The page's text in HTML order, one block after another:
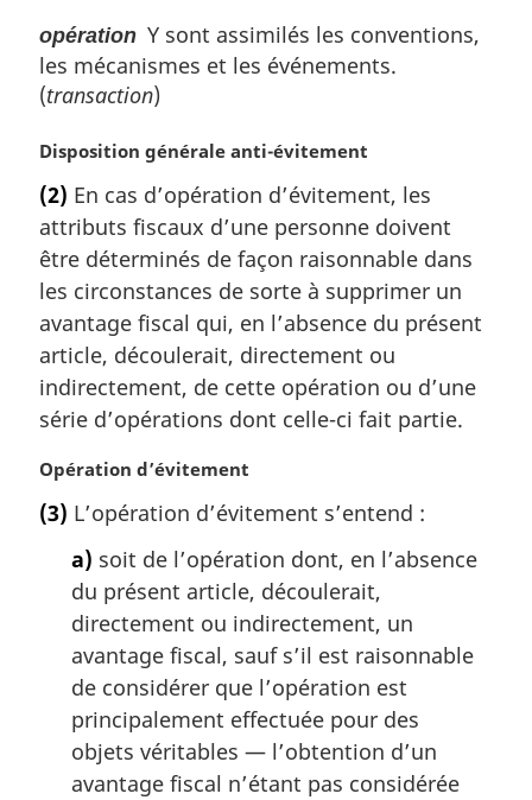
opération Y sont assimilés les conventions,
les mécanismes et les événements.
(transaction)
N
t
e
m
a
g
i
n
a
e
Disposition générale anti-évitement
(2) En cas d’opération d’évitement, les
attributs fiscaux d’une personne doivent
être déterminés de façon raisonnable dans
les circonstances de sorte à supprimer un
avantage fiscal qui, en l’absence du présent
article, découlerait, directement ou
indirectement, de cette opération ou d’une
série d’opérations dont celle-ci fait partie.
N
t
Opération d’évitement
(3) L’opération d’évitement s’entend :
a) soit de l’opération dont, en l’absence
du présent article, découlerait,
directement ou indirectement, un
avantage fiscal, sauf s’il est raisonnable
de considérer que l’opération est
principalement effectuée pour des
objets véritables — l’obtention d’un
avantage fiscal n’étant pas considérée